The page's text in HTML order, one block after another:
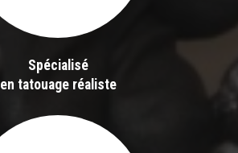
Spécialisé
en tatouage réaliste